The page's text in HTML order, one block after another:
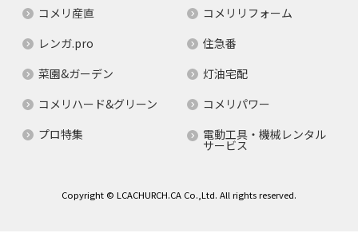
コメリ産直
コメリリフォーム
レンガ.pro
住急番
菜園&ガーデン
灯油宅配
コメリハード&グリーン
コメリパワー
プロ特集
電動工具・機械レンタル
サービス
Copyright © LCACHURCH.CA Co.,Ltd. All rights reserved.